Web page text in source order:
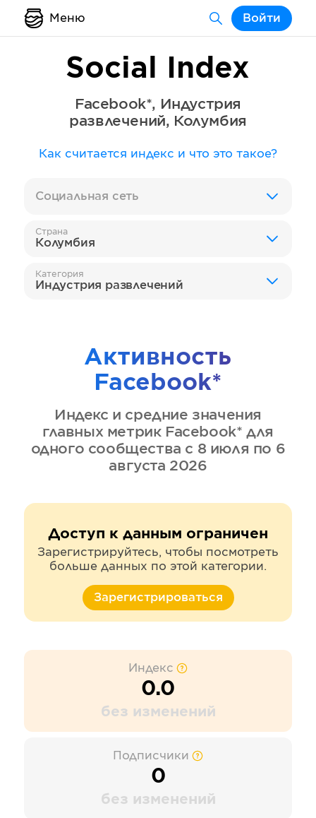
Меню Войти
Social Index
Facebook*, Индустрия
развлечений, Колумбия
Как считается индекс и что это такое?
Социальная сеть
Страна
Колумбия
Категория
Индустрия развлечений
Активность
Facebook*
Индекс и средние значения
главных метрик Facebook* для
одного сообщества с 8 июля по 6
августа 2026
Доступ к данным ограничен
Зарегистрируйтесь, чтобы посмотреть
больше данных по этой категории.
Зарегистрироваться
Индекс
0.0
без изменений
Подписчики
0
без изменений